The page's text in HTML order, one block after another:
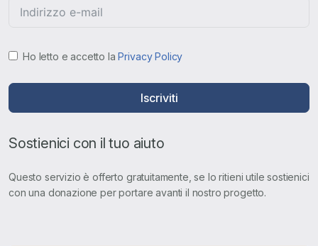
Ho letto e accetto laPrivacy Policy
Iscriviti
Sostienici con il tuo aiuto
Questo servizio è offerto gratuitamente, se lo ritieni utile sostienici
con una donazione per portare avanti il nostro progetto.